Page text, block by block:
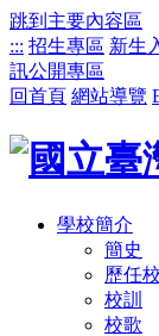
跳到主要內容區
::: 招生專區 新生
訊公開專區
回首頁 網站導覽
學校簡介
簡史
歷任
校訓
校歌